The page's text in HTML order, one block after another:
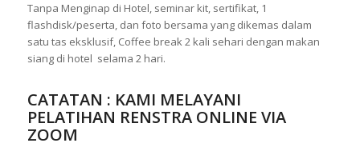
Tanpa Menginap di Hotel, seminar kit, sertifikat, 1
flashdisk/peserta, dan foto bersama yang dikemas dalam
satu tas eksklusif, Coffee break 2 kali sehari dengan makan
siang di hotel selama 2 hari.
CATATAN : KAMI MELAYANI
PELATIHAN RENSTRA ONLINE VIA
ZOOM